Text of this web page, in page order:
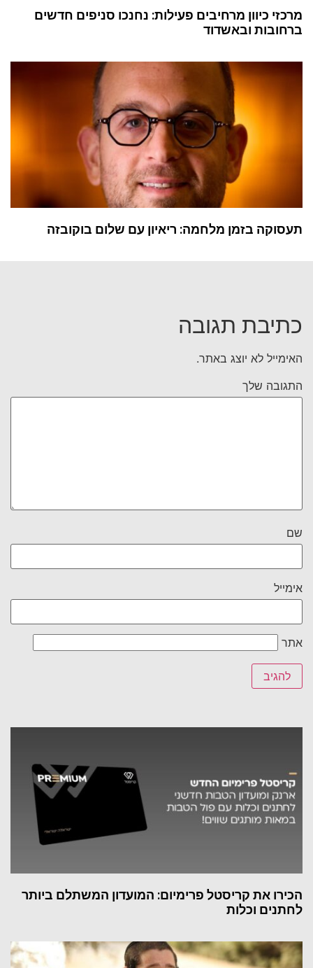
מרכזי כיוון מרחיבים פעילות: נחנכו סניפים חדשים
ברחובות ובאשדוד
תעסוקה בזמן מלחמה: ריאיון עם שלום בוקובזה
כתיבת תגובה
האימייל לא יוצג באתר.
התגובה שלך
שם
אימייל
אתר
הכירו את קריסטל פרימיום: המועדון המשתלם ביותר
לחתנים וכלות